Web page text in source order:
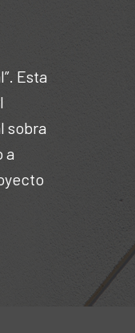
Esta
sobra
a